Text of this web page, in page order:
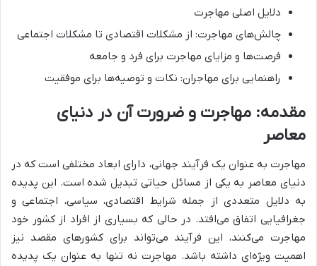
دلایل اصلی مهاجرت
چالش‌های مهاجرت: از مشکلات اقتصادی تا مشکلات اجتماعی
فرصت‌ها و مزایای مهاجرت برای فرد و جامعه
راهنمایی برای مهاجران: نکات و توصیه‌ها برای موفقیت
مقدمه: مهاجرت و ضرورت آن در دنیای
معاصر
مهاجرت به عنوان یک فرآیند جهانی، دارای ابعاد مختلفی است که در
دنیای معاصر به یکی از مسائل حیاتی تبدیل شده است. این پدیده
به دلایل متعددی از جمله شرایط اقتصادی، سیاسی، اجتماعی و
جغرافیایی اتفاق می‌افتد. در حالی که بسیاری از افراد از کشور خود
مهاجرت می‌کنند، این فرآیند می‌تواند برای کشورهای مقصد نیز
اهمیت ویژه‌ای داشته باشد. مهاجرت نه تنها به عنوان یک پدیده